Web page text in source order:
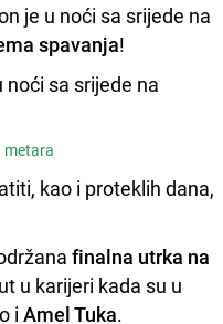
je u noći sa srijede na
spavanja!
sa srijede na
metara
kao i proteklih dana,
finalna utrka na
u karijeri kada su u
i Amel Tuka.